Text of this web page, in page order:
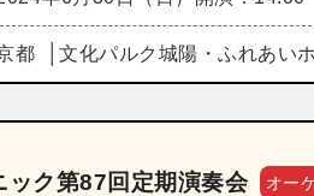
都 文化パルク城陽・ふれあい
ック第87回定期演奏会 オー